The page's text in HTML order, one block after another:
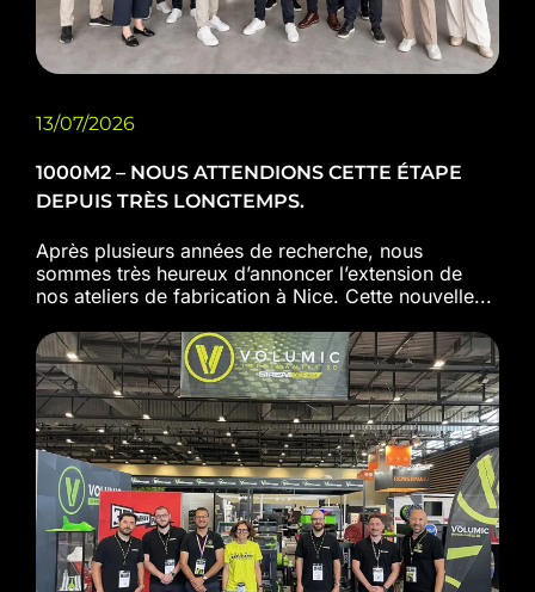
13/07/2026
1000M2 – NOUS ATTENDIONS CETTE ÉTAPE
DEPUIS TRÈS LONGTEMPS.
Après plusieurs années de recherche, nous
sommes très heureux d’annoncer l’extension de
nos ateliers de fabrication à Nice. Cette nouvelle...